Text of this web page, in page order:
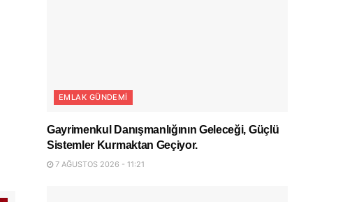
EMLAK GÜNDEMI
Gayrimenkul Danışmanlığının Geleceği, Güçlü
Sistemler Kurmaktan Geçiyor.
7 AĞUSTOS 2026 - 11:21